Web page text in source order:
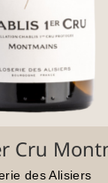
Cru
des Alisiers